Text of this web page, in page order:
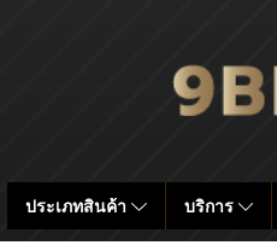
ประเภทสินค้า บริการ